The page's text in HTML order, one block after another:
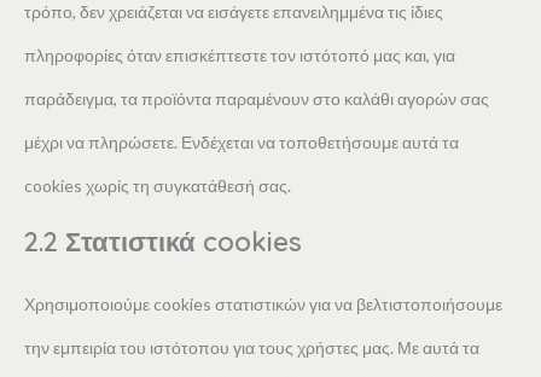
τρόπο, δεν χρειάζεται να εισάγετε επανειλημμένα τις ίδιες
πληροφορίες όταν επισκέπτεστε τον ιστότοπό μας και, για
παράδειγμα, τα προϊόντα παραμένουν στο καλάθι αγορών σας
μέχρι να πληρώσετε. Ενδέχεται να τοποθετήσουμε αυτά τα
cookies χωρίς τη συγκατάθεσή σας.
2.2 Στατιστικά cookies
Χρησιμοποιούμε cookies στατιστικών για να βελτιστοποιήσουμε
την εμπειρία του ιστότοπου για τους χρήστες μας. Με αυτά τα